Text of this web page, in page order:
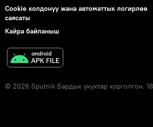
Cookie колдонуу жана автоматтык логирлөө
саясаты
Кайра байланыш
© 2026 Sputnik Бардык укуктар корголгон.